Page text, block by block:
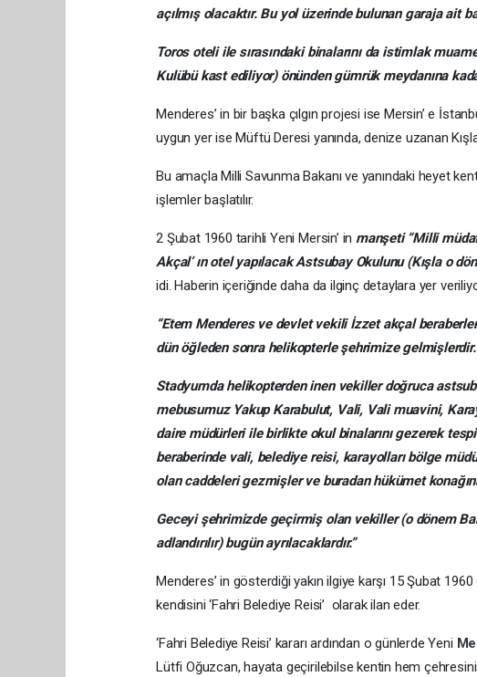
açılmış olacaktır. Bu yol üzerinde bulunan garaja ait
Toros oteli ile sırasındaki binalarını da istimlak
Kulübü kast ediliyor) önünden gümrük meydanına
Menderes’ in bir başka çılgın projesi ise Mersin’ e
uygun yer ise Müftü Deresi yanında, denize uzanan
Bu amaçla Milli Savunma Bakanı ve yanındaki heyet
işlemler başlatılır.
2 Şubat 1960 tarihli Yeni Mersin’ in manşeti “Milli
Akçal’ ın otel yapılacak Astsubay Okulunu (Kışla o
idi. Haberin içeriğinde daha da ilginç detaylara yer
“Etem Menderes ve devlet vekili İzzet akçal
dün öğleden sonra helikopterle şehrimize gelmişlerdir.
Stadyumda helikopterden inen vekiller doğruca
mebusumuz Yakup Karabulut, Vali, Vali muavini,
daire müdürleri ile birlikte okul binalarını gezerek
beraberinde vali, belediye reisi, karayolları bölge
olan caddeleri gezmişler ve buradan hükümet
Geceyi şehrimizde geçirmiş olan vekiller (o dönem
adlandırılır) bugün ayrılacaklardır.”
Menderes’ in gösterdiği yakın ilgiye karşı 15 Şubat
kendisini ‘Fahri Belediye Reisi’ olarak ilan eder.
‘Fahri Belediye Reisi’ kararı ardından o günlerde Yeni
Lütfi Oğuzcan, hayata geçirilebilse kentin hem